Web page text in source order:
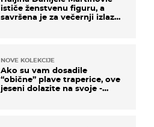
ističe ženstvenu figuru, a
savršena je za večernji izlazak
NOVE KOLEKCIJE
Ako su vam dosadile
“obične” plave traperice, ove
jeseni dolazite na svoje -